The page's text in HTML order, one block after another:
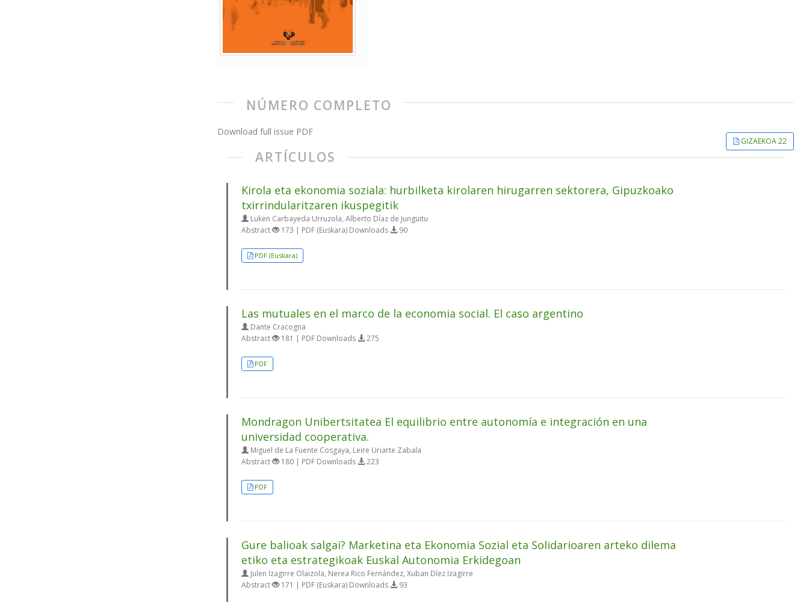
NÚMERO COMPLETO
Download full issue PDF
GIZAEKOA 22
ARTÍCULOS
Kirola eta ekonomia soziala: hurbilketa kirolaren hirugarren sektorera, Gipuzkoako
txirrindularitzaren ikuspegitik
Luken Carbayeda Urruzola, Alberto Díaz de Junguitu
Abstract
173 | PDF (Euskara) Downloads 90
PDF (Euskara)
Las mutuales en el marco de la economia social. El caso argentino
Dante Cracogna
Abstract
181 | PDF Downloads 275
PDF
Mondragon Unibertsitatea El equilibrio entre autonomía e integración en una
universidad cooperativa.
Miguel de La Fuente Cosgaya, Leire Uriarte Zabala
Abstract
180 | PDF Downloads 223
PDF
Gure balioak salgai? Marketina eta Ekonomia Sozial eta Solidarioaren arteko dilema
etiko eta estrategikoak Euskal Autonomia Erkidegoan
Julen Izagirre Olaizola, Nerea Rico Fernández, Xuban Díez Izagirre
Abstract
171 | PDF (Euskara) Downloads 93